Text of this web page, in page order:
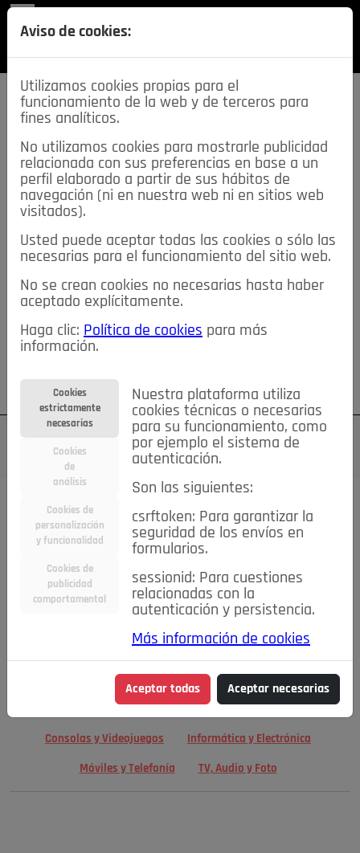
SECCIONES
descarga esta
REVISTA
≡NOTICIAS
NOTICIAS SERVICIOS DE INTERÉS
TABLÓN DE ANUNCIOS MIS ANUNCIOS CONTACTO
NOSOTROS
Su cuenta Regístrese ¿Olvidó su contraseña?
TODAS Deporte Bicicletas Deportes y Ocio
Electrodomésticos
Niños y Bebés Inmobiliaria Construcción y Reformas
Moda Accesorios Ropa Motor
Motor y Accesorios Motos Ocio
Cine, Libros y Música Coleccionismo Otros
Consolas y Videojuegos Informática y Electrónica
Móviles y Telefonía TV, Audio y Foto
Aviso de cookies:
Utilizamos cookies propias para el
funcionamiento de la web y de terceros para
fines analíticos.
No utilizamos cookies para mostrarle publicidad
relacionada con sus preferencias en base a un
perfil elaborado a partir de sus hábitos de
navegación (ni en nuestra web ni en sitios web
visitados).
Usted puede aceptar todas las cookies o sólo las
necesarias para el funcionamiento del sitio web.
No se crean cookies no necesarias hasta haber
aceptado explícitamente.
Haga clic: Política de cookies para más
información.
Cookies
estrictamente
necesarias
Cookies
de
análisis
Cookies de
personalización
y funcionalidad
Cookies de
publicidad
comportamental
Nuestra plataforma utiliza
cookies técnicas o necesarias
para su funcionamiento, como
por ejemplo el sistema de
autenticación.
Son las siguientes:
csrftoken: Para garantizar la
seguridad de los envíos en
formularios.
sessionid: Para cuestiones
relacionadas con la
autenticación y persistencia.
Más información de cookies
Aceptar todas Aceptar necesarias